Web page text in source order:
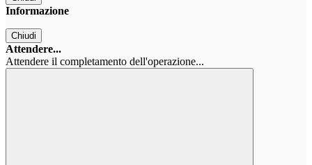
Informazione
Chiudi
Attendere...
Attendere il completamento dell'operazione...